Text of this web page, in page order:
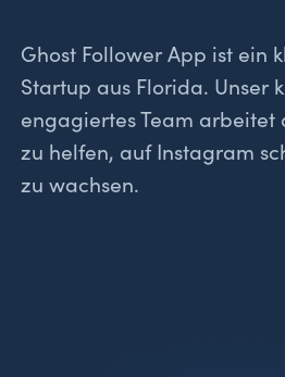
Ghost Follower App ist ein
Startup aus Florida. Unser
engagiertes Team arbeitet
zu helfen, auf Instagram
zu wachsen.